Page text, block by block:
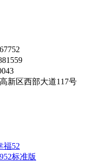
新区西部大道117号
福52
标准版